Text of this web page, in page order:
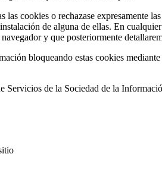
cookies o rechazase expresamente
de alguna de ellas. En
y que posteriormente
bloqueando estas cookies
de la Sociedad de la